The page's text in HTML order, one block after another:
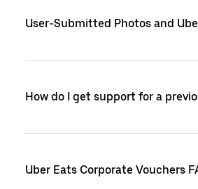
User-Submitted Photos and
How do I get support for a
Uber Eats Corporate Vouchers